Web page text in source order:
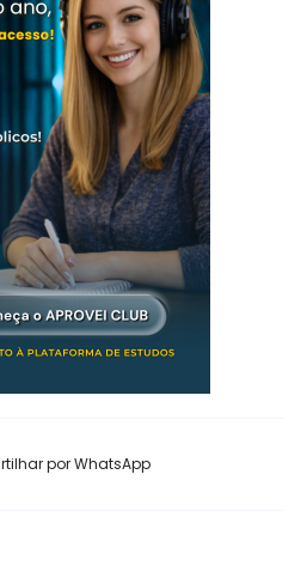
por WhatsApp